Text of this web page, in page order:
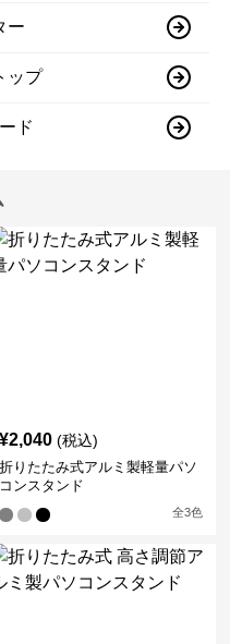
ー
ップ
ド
¥2,040 (税込)
折りたたみ式アルミ製軽量パソ
コンスタンド
全3色